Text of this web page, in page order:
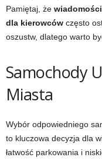
Pamiętaj, że
dla kierowców często
oszustw, dlatego warto
Samochody
Miasta
Wybór odpowiedniego
to kluczowa decyzja dla
łatwość parkowania i